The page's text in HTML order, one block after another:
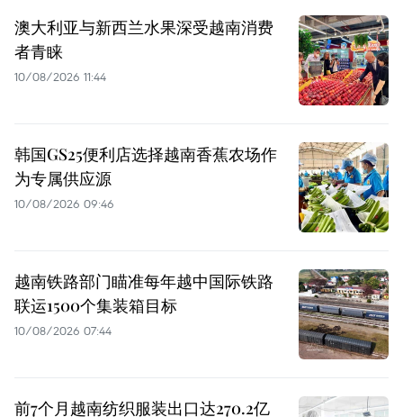
澳大利亚与新西兰水果深受越南消费
者青睐
10/08/2026 11:44
韩国GS25便利店选择越南香蕉农场作
为专属供应源
10/08/2026 09:46
越南铁路部门瞄准每年越中国际铁路
联运1500个集装箱目标
10/08/2026 07:44
前7个月越南纺织服装出口达270.2亿